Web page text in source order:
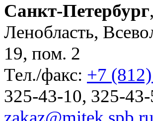
Санкт-Петербург,
Ленобласть,
19, пом. 2
Тел./факс: +7
325-43-10, 325-